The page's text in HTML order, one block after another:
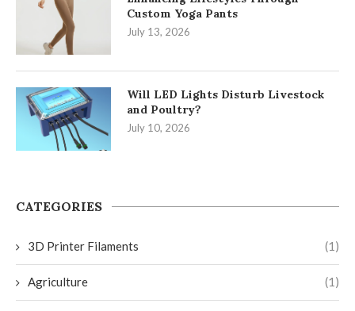
Custom Yoga Pants
July 13, 2026
Will LED Lights Disturb Livestock
and Poultry?
July 10, 2026
CATEGORIES
3D Printer Filaments (1)
Agriculture (1)